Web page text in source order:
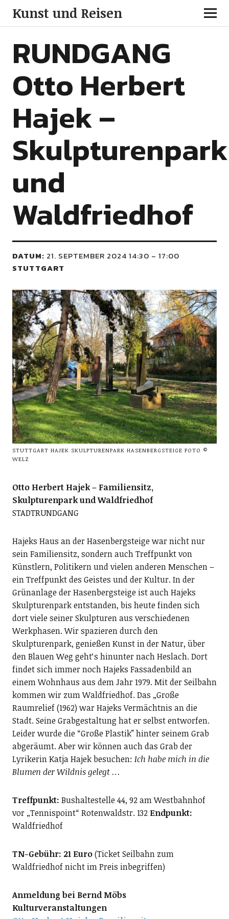
Kunst und Reisen
RUNDGANG
Otto Herbert
Hajek –
Skulpturenpark
und
Waldfriedhof
DATUM: 21. SEPTEMBER 2024 14:30 – 17:00
STUTTGART
STUTTGART HAJEK SKULPTURENPARK HASENBERGSTEIGE FOTO ©
WELZ
Otto Herbert Hajek – Familiensitz,
Skulpturenpark und Waldfriedhof
STADTRUNDGANG
Hajeks Haus an der Hasenbergsteige war nicht nur
sein Familiensitz, sondern auch Treffpunkt von
Künstlern, Politikern und vielen anderen Menschen –
ein Treffpunkt des Geistes und der Kultur. In der
Grünanlage der Hasenbergsteige ist auch Hajeks
Skulpturenpark entstanden, bis heute finden sich
dort viele seiner Skulpturen aus verschiedenen
Werkphasen. Wir spazieren durch den
Skulpturenpark, genießen Kunst in der Natur, über
den Blauen Weg geht‘s hinunter nach Heslach. Dort
findet sich immer noch Hajeks Fassadenbild an
einem Wohnhaus aus dem Jahr 1979. Mit der Seilbahn
kommen wir zum Waldfriedhof. Das „Große
Raumrelief (1962) war Hajeks Vermächtnis an die
Stadt. Seine Grabgestaltung hat er selbst entworfen.
Leider wurde die “Große Plastik” hinter seinem Grab
abgeräumt. Aber wir können auch das Grab der
Lyrikerin Katja Hajek besuchen: Ich habe mich in die
Blumen der Wildnis gelegt …
Treffpunkt: Bushaltestelle 44, 92 am Westbahnhof
vor „Tennispoint“ Rotenwaldstr. 132 Endpunkt:
Waldfriedhof
TN-Gebühr: 21 Euro(Ticket Seilbahn zum
Waldfriedhof nicht im Preis inbegriffen)
Anmeldung bei Bernd Möbs
Kulturveranstaltungen